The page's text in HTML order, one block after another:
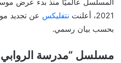
2021، أعلنت
نتفليكس عن تجديد
بحسب بيان رسمي.
مسلسل “مدرسة الروابي